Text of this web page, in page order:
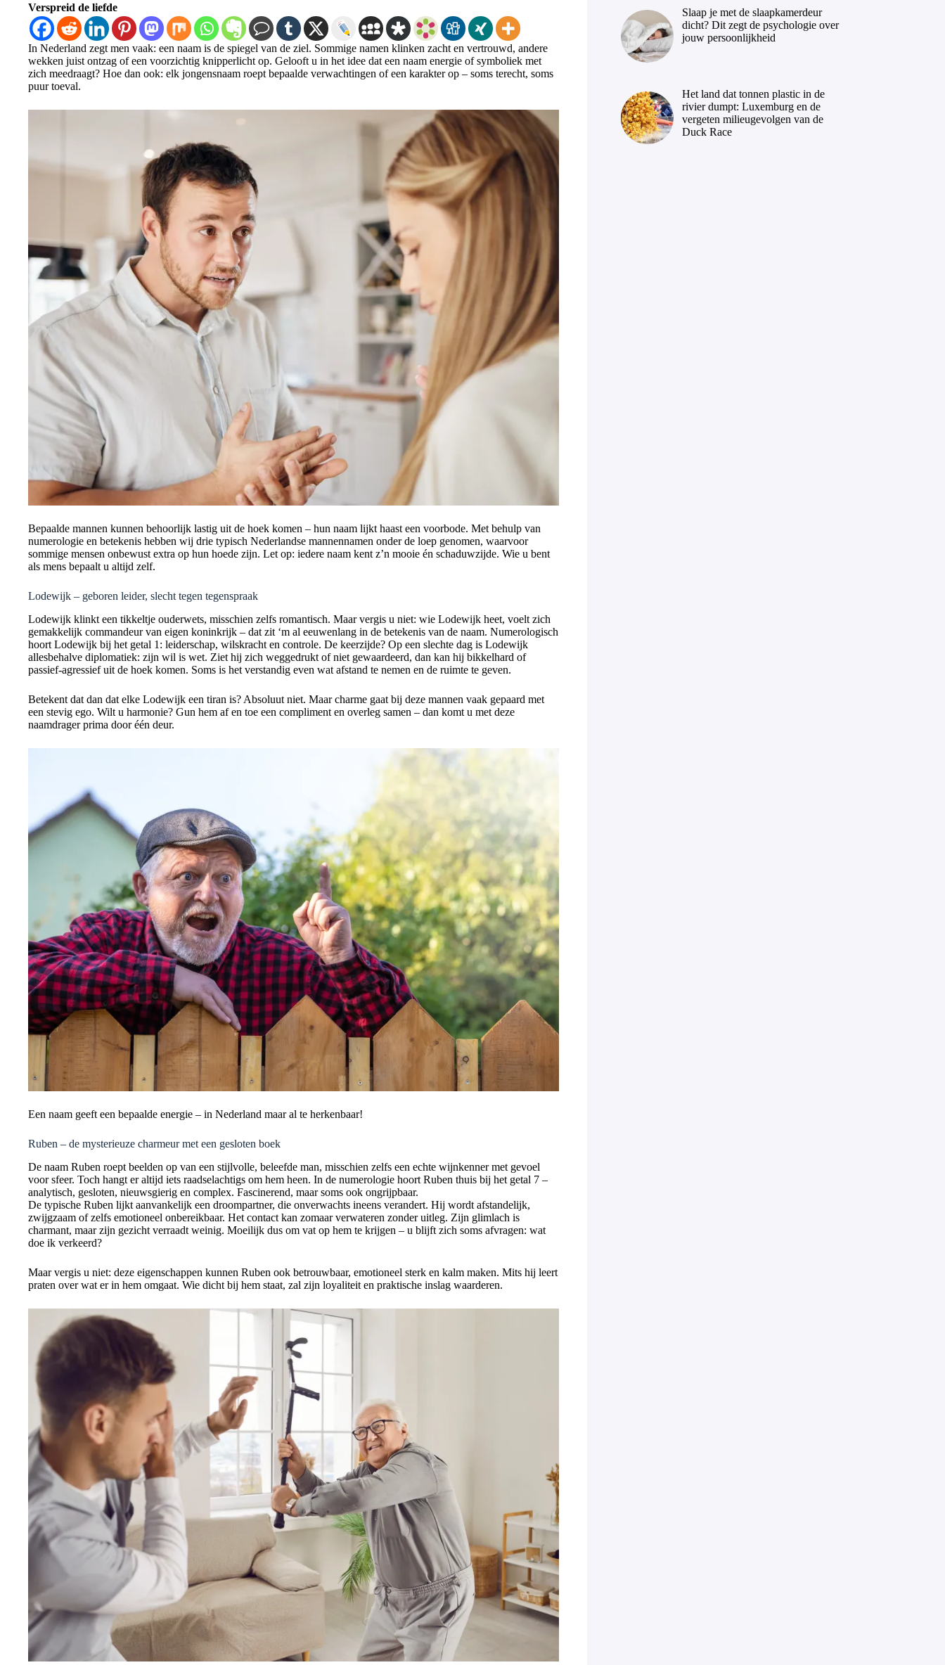
Verspreid de liefde
In Nederland zegt men vaak: een naam is de spiegel van de ziel. Sommige namen klinken zacht en vertrouwd, andere
wekken juist ontzag of een voorzichtig knipperlicht op. Gelooft u in het idee dat een naam energie of symboliek met
zich meedraagt? Hoe dan ook: elk jongensnaam roept bepaalde verwachtingen of een karakter op – soms terecht, soms
puur toeval.
Bepaalde mannen kunnen behoorlijk lastig uit de hoek komen – hun naam lijkt haast een voorbode. Met behulp van
numerologie en betekenis hebben wij drie typisch Nederlandse mannennamen onder de loep genomen, waarvoor
sommige mensen onbewust extra op hun hoede zijn. Let op: iedere naam kent z’n mooie én schaduwzijde. Wie u bent
als mens bepaalt u altijd zelf.
Lodewijk – geboren leider, slecht tegen tegenspraak
Lodewijk klinkt een tikkeltje ouderwets, misschien zelfs romantisch. Maar vergis u niet: wie Lodewijk heet, voelt zich
gemakkelijk commandeur van eigen koninkrijk – dat zit ‘m al eeuwenlang in de betekenis van de naam. Numerologisch
hoort Lodewijk bij het getal 1: leiderschap, wilskracht en controle. De keerzijde? Op een slechte dag is Lodewijk
allesbehalve diplomatiek: zijn wil is wet. Ziet hij zich weggedrukt of niet gewaardeerd, dan kan hij bikkelhard of
passief-agressief uit de hoek komen. Soms is het verstandig even wat afstand te nemen en de ruimte te geven.
Betekent dat dan dat elke Lodewijk een tiran is? Absoluut niet. Maar charme gaat bij deze mannen vaak gepaard met
een stevig ego. Wilt u harmonie? Gun hem af en toe een compliment en overleg samen – dan komt u met deze
naamdrager prima door één deur.
Een naam geeft een bepaalde energie – in Nederland maar al te herkenbaar!
Ruben – de mysterieuze charmeur met een gesloten boek
De naam Ruben roept beelden op van een stijlvolle, beleefde man, misschien zelfs een echte wijnkenner met gevoel
voor sfeer. Toch hangt er altijd iets raadselachtigs om hem heen. In de numerologie hoort Ruben thuis bij het getal 7 –
analytisch, gesloten, nieuwsgierig en complex. Fascinerend, maar soms ook ongrijpbaar.
De typische Ruben lijkt aanvankelijk een droompartner, die onverwachts ineens verandert. Hij wordt afstandelijk,
zwijgzaam of zelfs emotioneel onbereikbaar. Het contact kan zomaar verwateren zonder uitleg. Zijn glimlach is
charmant, maar zijn gezicht verraadt weinig. Moeilijk dus om vat op hem te krijgen – u blijft zich soms afvragen: wat
doe ik verkeerd?
Maar vergis u niet: deze eigenschappen kunnen Ruben ook betrouwbaar, emotioneel sterk en kalm maken. Mits hij leert
praten over wat er in hem omgaat. Wie dicht bij hem staat, zal zijn loyaliteit en praktische inslag waarderen.
Slaap je met de slaapkamerdeur
dicht? Dit zegt de psychologie over
jouw persoonlijkheid
Het land dat tonnen plastic in de
rivier dumpt: Luxemburg en de
vergeten milieugevolgen van de
Duck Race